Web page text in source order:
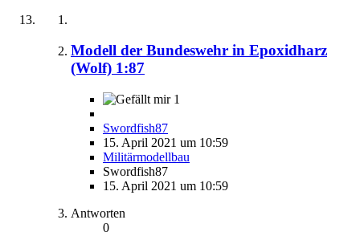
Modell der Bundeswehr in Epoxidharz
(Wolf) 1:87
1
Swordfish87
15. April 2021 um 10:59
Militärmodellbau
Swordfish87
15. April 2021 um 10:59
Antworten
0